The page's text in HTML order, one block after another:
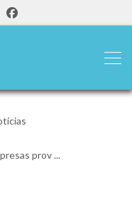
prov ...